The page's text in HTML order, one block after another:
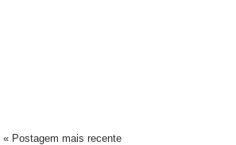
« Postagem mais recente